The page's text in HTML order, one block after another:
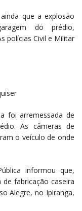
que a explosão
do prédio,
polícias Civil e Militar
foi arremessada de
As câmeras de
o veículo de onde
informou que,
fabricação caseira
Alegre, no Ipiranga,